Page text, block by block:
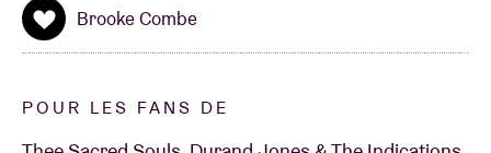
Brooke Combe
POUR LES FANS DE